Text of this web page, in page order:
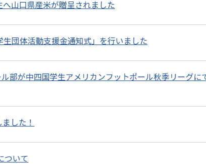
山口県産米が贈呈されました
生団体活動支援金通知式」を行いました
部が中四国学生アメリカンフットボール秋季リーグ
した！
ついて